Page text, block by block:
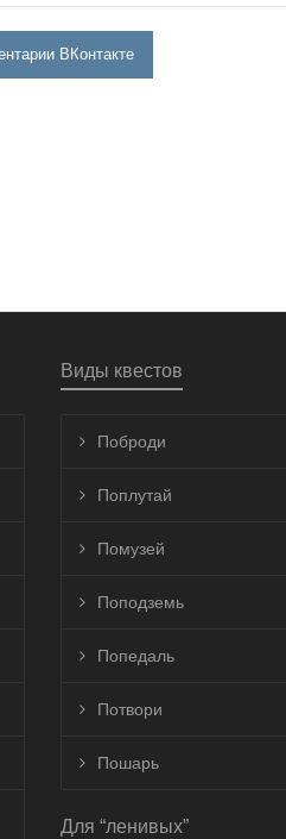
ВКонтакте
Виды квестов
Поброди
Поплутай
Помузей
Поподземь
Попедаль
Потвори
Пошарь
Для “ленивых”